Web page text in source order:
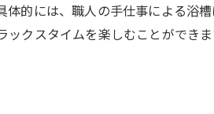
設置でリフォーム後の満足度アッ
ォーム時の陶器浴槽選びの注意点
的には、職人の手仕事による浴
クスタイムを楽しむことができま